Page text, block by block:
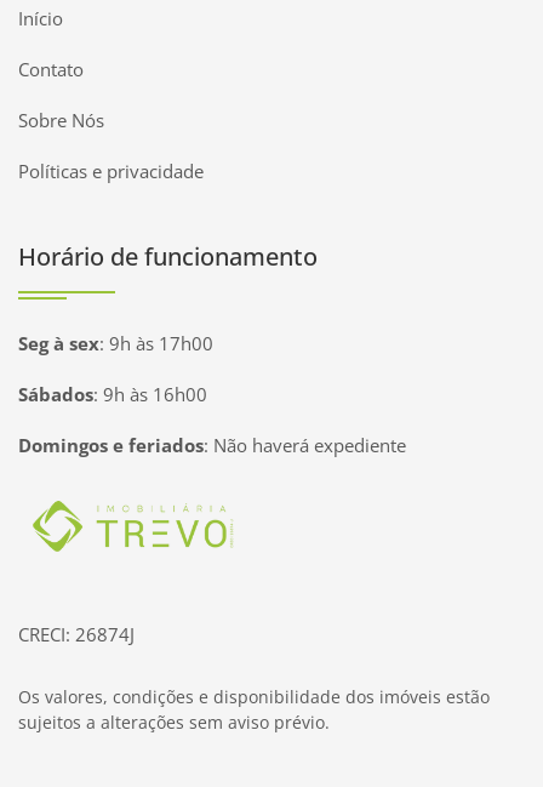
Início
Contato
Sobre Nós
Políticas e privacidade
Horário de funcionamento
Seg à sex: 9h às 17h00
Sábados: 9h às 16h00
Domingos e feriados: Não haverá expediente
Página inicial
CRECI: 26874J
Os valores, condições e disponibilidade dos imóveis estão
sujeitos a alterações sem aviso prévio.